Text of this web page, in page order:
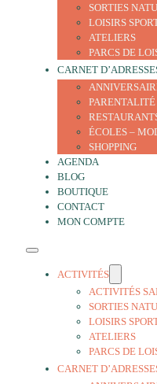
SORTIES
LOISIRS
ATELIERS
PARCS DE
CARNET
ÉCOLES –
SHOPPING
AGENDA
BLOG
BOUTIQUE
CONTACT
MON COMPTE
ACTIVITÉS
ACTIVITÉS
SORTIES
LOISIRS
ATELIERS
PARCS DE
CARNET